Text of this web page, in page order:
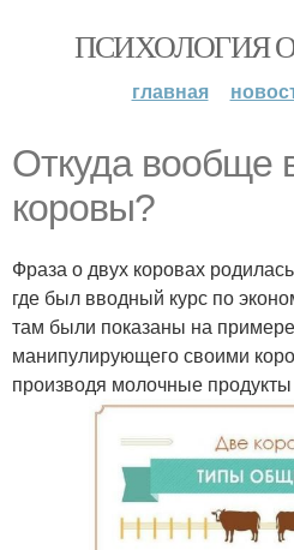
ПСИХОЛОГИЯ
главная
Откуда вообще
коровы?
Фраза о двух коровах
где был вводный курс по
там были показаны на
манипулирующего своими
производя молочные